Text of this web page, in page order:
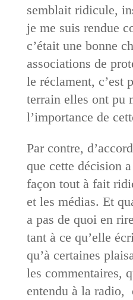
semblait ridicule,
je me suis rendue
c’était une bonne
associations de
le réclament, c’est
terrain elles ont pu
l’importance de
Par contre,
que cette décision
façon tout à fait
et les médias. Et
a pas de quoi en
tant à ce qu’elle
qu’à certaines
les commentaires,
entendu à la radio,